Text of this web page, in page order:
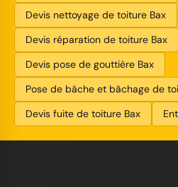
Devis nettoyage de toiture Bax
Devis réparation de toiture Bax
Devis pose de gouttière Bax
Pose de bâche et bâchage de
Devis fuite de toiture Bax